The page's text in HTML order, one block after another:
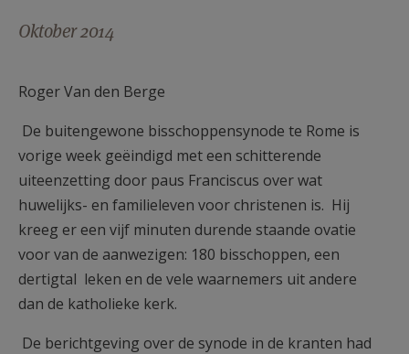
AANMELDEN OF REGISTREREN
Oktober 2014
Roger Van den Berge
De buitengewone bisschoppensynode te Rome is
vorige week geëindigd met een schitterende
uiteenzetting door paus Franciscus over wat
huwelijks- en familieleven voor christenen is. Hij
kreeg er een vijf minuten durende staande ovatie
voor van de aanwezigen: 180 bisschoppen, een
dertigtal leken en de vele waarnemers uit andere
dan de katholieke kerk.
De berichtgeving over de synode in de kranten had